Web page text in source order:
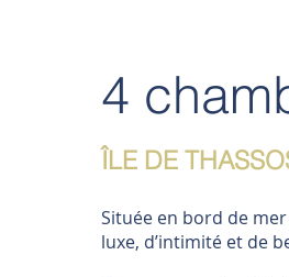
4
ÎLE DE
Située en bord de
luxe, d’intimité et de